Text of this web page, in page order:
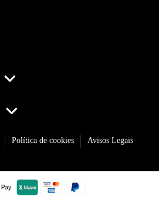
Política de cookies Avisos Legais